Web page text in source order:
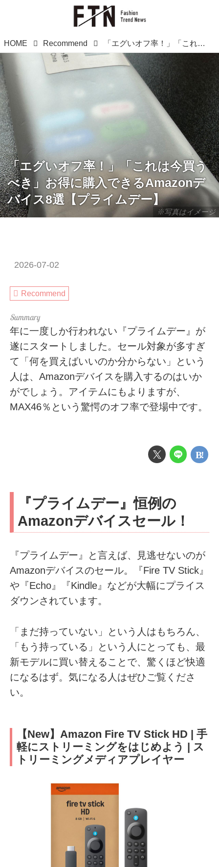
HOME Recommend 「エグいオフ率！」「これは今買うべき」お得に購入できるAmazonデバイス8選【プライムデー】
※写真はイメージ
「エグいオフ率！」「これは今買う
べき」お得に購入できるAmazonデ
バイス8選【プライムデー】
2026-07-02
Recommend
年に一度しか行われない『プライムデー』が
遂にスタートしました。セール対象が多すぎ
て「何を買えばいいのか分からない」という
人は、Amazonデバイスを購入するのはいか
がでしょう。アイテムにもよりますが、
MAX46％という驚愕のオフ率で登場中です。
『プライムデー』恒例の
Amazonデバイスセール！
『プライムデー』と言えば、見逃せないのが
Amazonデバイスのセール。『Fire TV Stick』
や『Echo』『Kindle』などが大幅にプライス
ダウンされています。
「まだ持っていない」という人はもちろん、
「もう持っている」という人にとっても、最
新モデルに買い替えることで、驚くほど快適
になるはず。気になる人はぜひご覧くださ
い。
【New】Amazon Fire TV Stick HD | 手
軽にストリーミングをはじめよう | ス
トリーミングメディアプレイヤー